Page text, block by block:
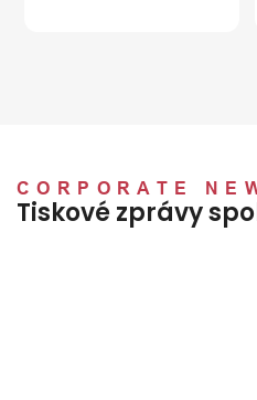
CORPORATE
Tiskové zprávy